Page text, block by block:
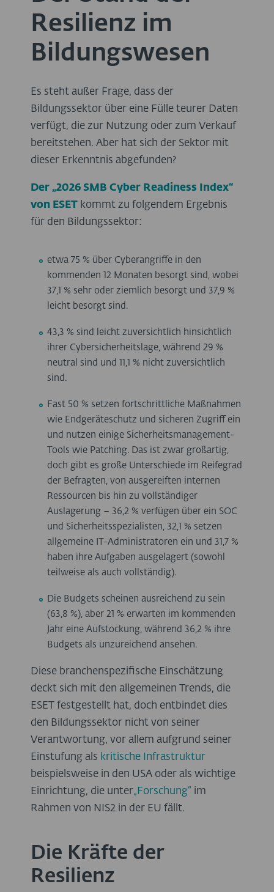
Resilienz im
Bildungswesen
Es steht außer Frage, dass der
Bildungssektor über eine Fülle teurer Daten
verfügt, die zur Nutzung oder zum Verkauf
bereitstehen. Aber hat sich der Sektor mit
dieser Erkenntnis abgefunden?
Der „2026 SMB Cyber Readiness Index“
von ESET kommt zu folgendem Ergebnis
für den Bildungssektor:
etwa 75 % über Cyberangriffe in den
kommenden 12 Monaten besorgt sind, wobei
37,1 % sehr oder ziemlich besorgt und 37,9 %
leicht besorgt sind.
43,3 % sind leicht zuversichtlich hinsichtlich
ihrer Cybersicherheitslage, während 29 %
neutral sind und 11,1 % nicht zuversichtlich
sind.
Fast 50 % setzen fortschrittliche Maßnahmen
wie Endgeräteschutz und sicheren Zugriff ein
und nutzen einige Sicherheitsmanagement-
Tools wie Patching. Das ist zwar großartig,
doch gibt es große Unterschiede im Reifegrad
der Befragten, von ausgereiften internen
Ressourcen bis hin zu vollständiger
Auslagerung – 36,2 % verfügen über ein SOC
und Sicherheitsspezialisten, 32,1 % setzen
allgemeine IT-Administratoren ein und 31,7 %
haben ihre Aufgaben ausgelagert (sowohl
teilweise als auch vollständig).
Die Budgets scheinen ausreichend zu sein
(63,8 %), aber 21 % erwarten im kommenden
Jahr eine Aufstockung, während 36,2 % ihre
Budgets als unzureichend ansehen.
Diese branchenspezifische Einschätzung
deckt sich mit den allgemeinen Trends, die
ESET festgestellt hat, doch entbindet dies
den Bildungssektor nicht von seiner
Verantwortung, vor allem aufgrund seiner
Einstufung als kritische Infrastruktur
beispielsweise in den USA oder als wichtige
Einrichtung, die unter„Forschung“ im
Rahmen von NIS2 in der EU fällt.
Die Kräfte der
Resilienz